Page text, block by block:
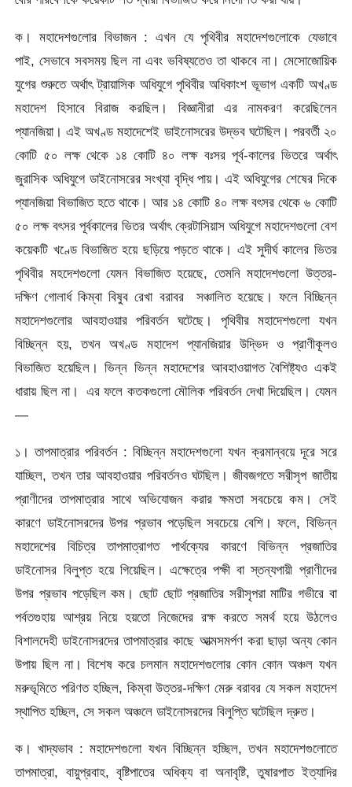
ক। মহাদেশগুলোর বিভাজন : এখন যে পৃথিবীর মহাদেশগুলোকে যেভাবে
পাই, সেভাবে সবসময় ছিল না এবং ভবিষ্যতেও তা থাকবে না। মেসোজোয়িক
যুগের শুরুতে অর্থাৎ ট্রায়াসিক অধিযুগে পৃথিবীর অধিকাংশ ভূভাগ একটি অখণ্ড
মহাদেশ হিসাবে বিরাজ করছিল। বিজ্ঞানীরা এর নামকরণ করেছিলেন
প্যানজিয়া। এই অখণ্ড মহাদেশেই ডাইনোসরের উদ্ভব ঘটেছিল। পরবর্তী ২০
কোটি ৫০ লক্ষ থেকে ১৪ কোটি ৪০ লক্ষ বঃসর পূর্ব-কালের ভিতরে অর্থাৎ
জুরাসিক অধিযুগে ডাইনোসরের সংখ্যা বৃদ্ধি পায়। এই অধিযুগের শেষের দিকে
প্যানজিয়া বিভাজিত হতে থাকে। আর ১৪ কোটি ৪০ লক্ষ বৎসর থেকে ৬ কোটি
৫০ লক্ষ বৎসর পূর্বকালের ভিতর অর্থাৎ ক্রেটাসিয়াস অধিযুগে মহাদেশগুলো বেশ
কয়েকটি খণ্ডে বিভাজিত হয়ে ছড়িয়ে পড়তে থাকে। এই সুদীর্ঘ কালের ভিতর
পৃথিবীর মহদেশগুলো যেমন বিভাজিত হয়েছে, তেমনি মহাদেশগুলো উত্তর-
দক্ষিণ গোলার্ধ কিম্বা বিষুব রেখা বরাবর সঞ্চালিত হয়েছে। ফলে বিচ্ছিন্ন
মহাদেশগুলোর আবহাওয়ার পরিবর্তন ঘটেছে। পৃথিবীর মহাদেশগুলো যখন
বিচ্ছিন্ন হয়, তখন অখণ্ড মহাদেশ প্যানজিয়ার উদ্ভিদ ও প্রাণীকূলও
বিভাজিত হয়েছিল। ভিন্ন ভিন্ন মহাদেশের আবহাওয়াগত বৈশিষ্ট্যও একই
ধারায় ছিল না। এর ফলে কতকগুলো মৌলিক পরিবর্তন দেখা দিয়েছিল। যেমন
—
১। তাপমাত্রার পরিবর্তন : বিচ্ছিন্ন মহাদেশগুলো যখন ক্রমান্বয়ে দূরে সরে
যাচ্ছিল, তখন তার আবহাওয়ার পরিবর্তনও ঘটছিল। জীবজগতে সরীসৃপ জাতীয়
প্রাণীদের তাপমাত্রার সাথে অভিযোজন করার ক্ষমতা সবচেয়ে কম। সেই
কারণে ডাইনোসরদের উপর প্রভাব পড়েছিল সবচেয়ে বেশি। ফলে, বিভিন্ন
মহাদেশের বিচিত্র তাপমাত্রাগত পার্থক্যের কারণে বিভিন্ন প্রজাতির
ডাইনোসর বিলুপ্ত হয়ে গিয়েছিল। এক্ষেত্রে পক্ষী বা স্তন্যপায়ী প্রাণীদের
উপর প্রভাব পড়েছিল কম। ছোট ছোট প্রজাতির সরীসৃপরা মাটির গভীরে বা
পর্বতগুহায় আশ্রয় নিয়ে হয়তো নিজেদের রক্ষ করতে সমর্থ হয়ে উঠলেও
বিশালদেহী ডাইনোসরদের তাপমাত্রার কাছে আত্মসমর্পণ করা ছাড়া অন্য কোন
উপায় ছিল না। বিশেষ করে চলমান মহাদেশগুলোর কোন কোন অঞ্চল যখন
মরুভূমিতে পরিণত হচ্ছিল, কিম্বা উত্তর-দক্ষিণ মেরু বরাবর যে সকল মহাদেশ
স্থাপিত হচ্ছিল, সে সকল অঞ্চলে ডাইনোসরদের বিলুপ্তি ঘটেছিল দ্রুত।
ক। খাদ্যভাব : মহাদেশগুলো যখন বিচ্ছিন্ন হচ্ছিল, তখন মহাদেশগুলোতে
তাপমাত্রা, বায়ুপ্রবাহ, বৃষ্টিপাতের অধিক্য বা অনাবৃষ্টি, তুষারপাত ইত্যাদির